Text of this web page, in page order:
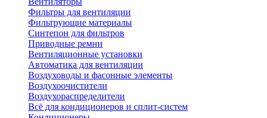
Фильтры для вентиляции
Фильтрующие материалы
Синтепон для фильтров
Приводные ремни
Вентиляционные установки
Автоматика для вентиляции
Воздуховоды и фасонные элементы
Воздухоочистители
Воздухораспределители
Всё для кондиционеров и сплит-систем